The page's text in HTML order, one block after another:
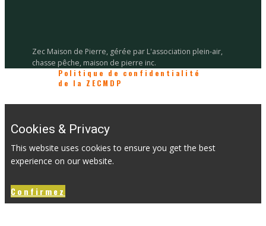
Politique de confidentialité
de la ZECMDP
Zec Maison de Pierre, gérée par L'association plein-air,
chasse pêche, maison de pierre inc.
Cookies & Privacy
This website uses cookies to ensure you get the best
experience on our website.
Confirmez